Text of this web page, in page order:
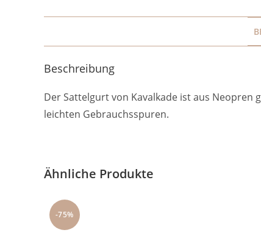
Beschreibung
Der Sattelgurt von Kavalkade ist aus Neopren
leichten Gebrauchsspuren.
Ähnliche Produkte
-75%